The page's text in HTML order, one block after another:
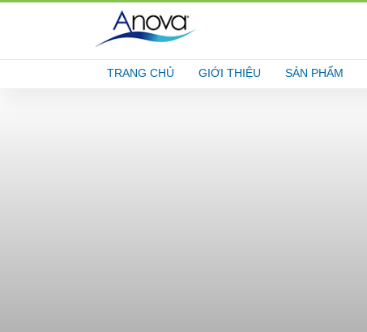
TRANG CHỦ GIỚI THIỆU SẢN PHẨM